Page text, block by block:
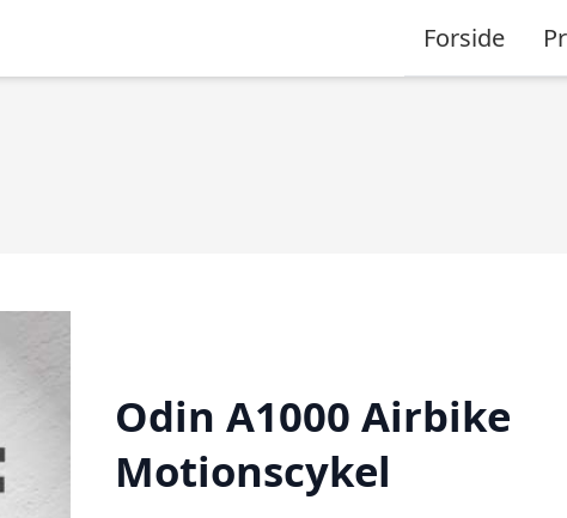
Forside
Odin A1000 Airbike
Motionscykel